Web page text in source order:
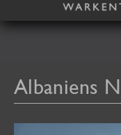
Inhalt
Albaniens